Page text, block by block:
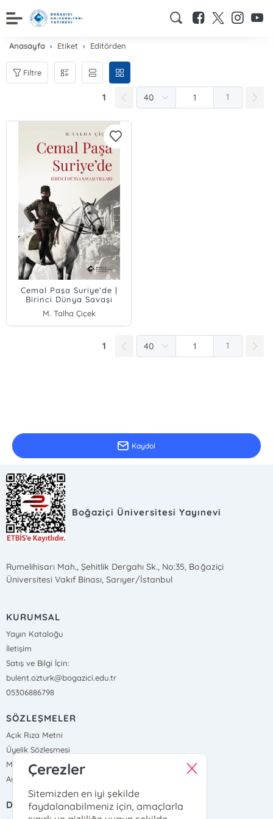
Anasayfa Etiket Editörden
Filtre
1 1
Cemal Paşa Suriye'de |
Birinci Dünya Savaşı
Yılları
M. Talha Çiçek
1 1
Kaydol
Boğaziçi Üniversitesi Yayınevi
Rumelihisarı Mah., Şehitlik Dergahı Sk., No:35, Boğaziçi
Üniversitesi Vakıf Binası, Sarıyer/İstanbul
KURUMSAL
Yayın Kataloğu
İletişim
Satış ve Bilgi İçin:
bulent.ozturk@bogazici.edu.tr
05306886798
SÖZLEŞMELER
Açık Rıza Metni
Üyelik Sözleşmesi
Mesafeli Satış Sözleşmesi
Aydınlatma Metni, Gizlilik ve Çerez Politikası
DIŞ BAĞLANTILAR
Çerezler
Sitemizden en iyi şekilde
faydalanabilmeniz için, amaçlarla